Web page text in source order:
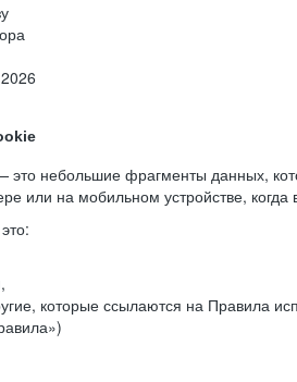
небольшие фрагменты данных,
или на мобильном устройстве,
которые ссылаются на Правила